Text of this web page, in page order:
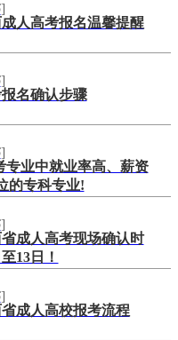
]
人高考报名温馨提醒
]
名确认步骤
]
专业中就业率高、薪资
的专科专业!
]
成人高考现场确认时
13日！
]
成人高校报考流程